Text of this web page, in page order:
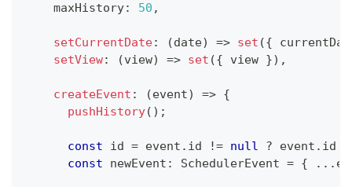
    maxHistory
: 50 ,
setCurrentDate: (date) => set ({
setView: (view) => set ({ view }) ,
createEvent : (event) => {
pushHistory( ) ;
const id = event . id != null ? event . id
const newEvent : SchedulerEvent = { ...